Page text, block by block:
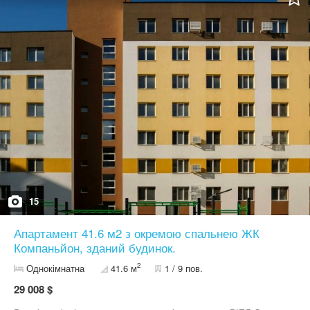
Дзвонити можна у будь який день тижня,відділ продажів
проведе для вас екскурсію по будові
15
Апартамент 41.6 м2 з окремою спальнею ЖК
Компаньйон, зданий будинок.
Однокімнатна 41.6 м2 1 / 9 пов.
29 008 $